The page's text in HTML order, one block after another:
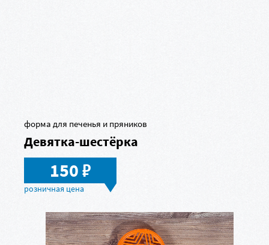
форма для печенья и пряников
Девятка-шестёрка
150в